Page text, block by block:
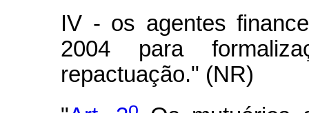
IV - os agentes
2004 para
repactuação." (NR)